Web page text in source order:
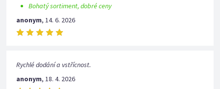
Bohatý sortiment, dobré ceny
anonym,14. 6. 2026
Rychlé dodání a vstřícnost.
anonym,18. 4. 2026